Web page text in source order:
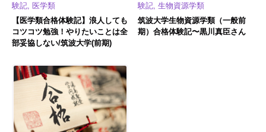
験記, 医学類
【医学類合格体験記】浪人しても
コツコツ勉強！やりたいことは全
部妥協しない/筑波大学(前期)
験記, 生物資源学類
筑波大学生物資源学類（一般前
期）合格体験記〜黒川真臣さん